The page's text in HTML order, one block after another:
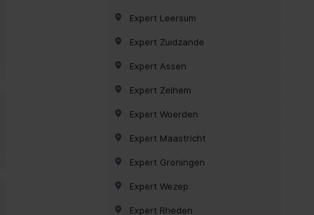
Expert Leersum
Expert Zuidzande
Expert Assen
Expert Zelhem
Expert Woerden
Expert Maastricht
Expert Groningen
Expert Wezep
Expert Rheden